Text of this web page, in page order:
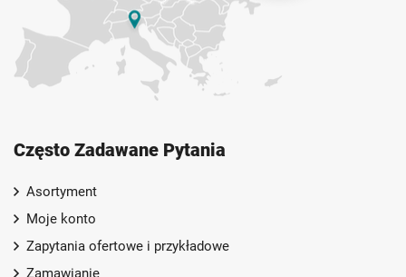
Często Zadawane Pytania
Asortyment
Moje konto
Zapytania ofertowe i przykładowe
Zamawianie